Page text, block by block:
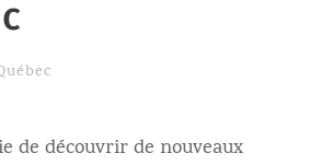
de découvrir de nouveaux